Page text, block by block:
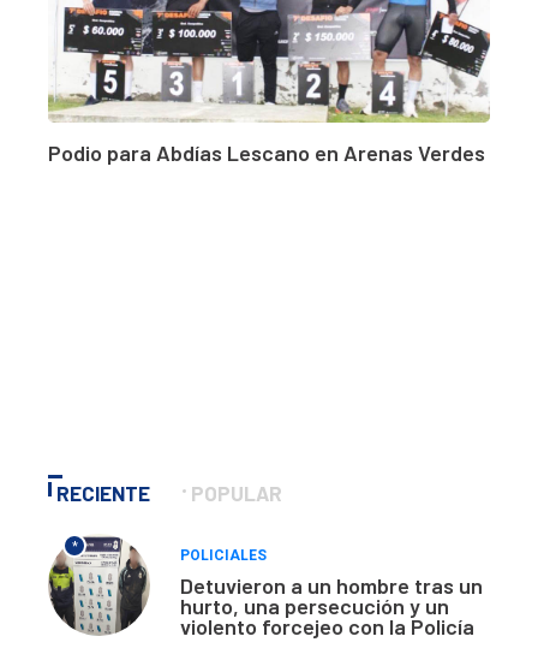
Podio para Abdías Lescano en Arenas Verdes
RECIENTE POPULAR
*
POLICIALES
Detuvieron a un hombre tras un
hurto, una persecución y un
violento forcejeo con la Policía